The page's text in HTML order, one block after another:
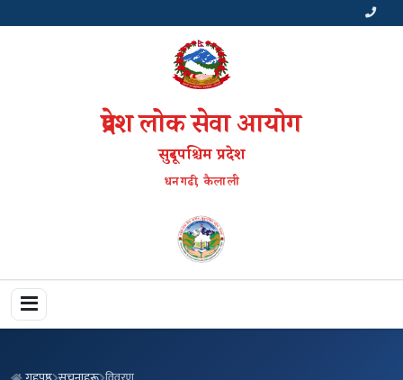
प्रदेश लोक सेवा आयोग
सुदूरपश्चिम प्रदेश
धनगढी, कैलाली